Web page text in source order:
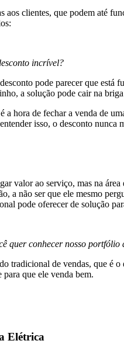
clientes, que podem até
incrível?
pode parecer que está
a solução pode cair na
a hora de fechar a venda de
isso, o desconto nunca
valor ao serviço, mas na
a não ser que ele mesmo
pode oferecer de solução
quer conhecer nosso portfólio
tradicional de vendas, que é
que ele venda bem.
Elétrica